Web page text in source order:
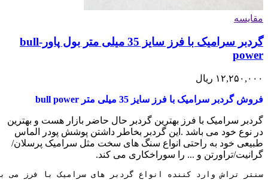
مقایسه
گردبر سرامیک با فرز سایز 35 میلی متر بول پاور-bull
power
۱۲,۲۵۰,۰۰۰ ریال
فروش گردبر سرامیک با فرز سایز 35 میلی متر bull power
گردبر سرامیک با فرز بهترین گردبر حال حاضر بازار هست و بهترین
در نوع خود می باشد .این گردبر بخاطر داشتن پوشش پودر الماس
طبیعی خود به راحتی انواع سنگ های سخت مثل سرامیک پرسلان/
گرانیت/تراورتن و ... را سوراخکاری می کند.
سنتر تراش وارد کننده انواع گردبر های سرامیک با فرز می